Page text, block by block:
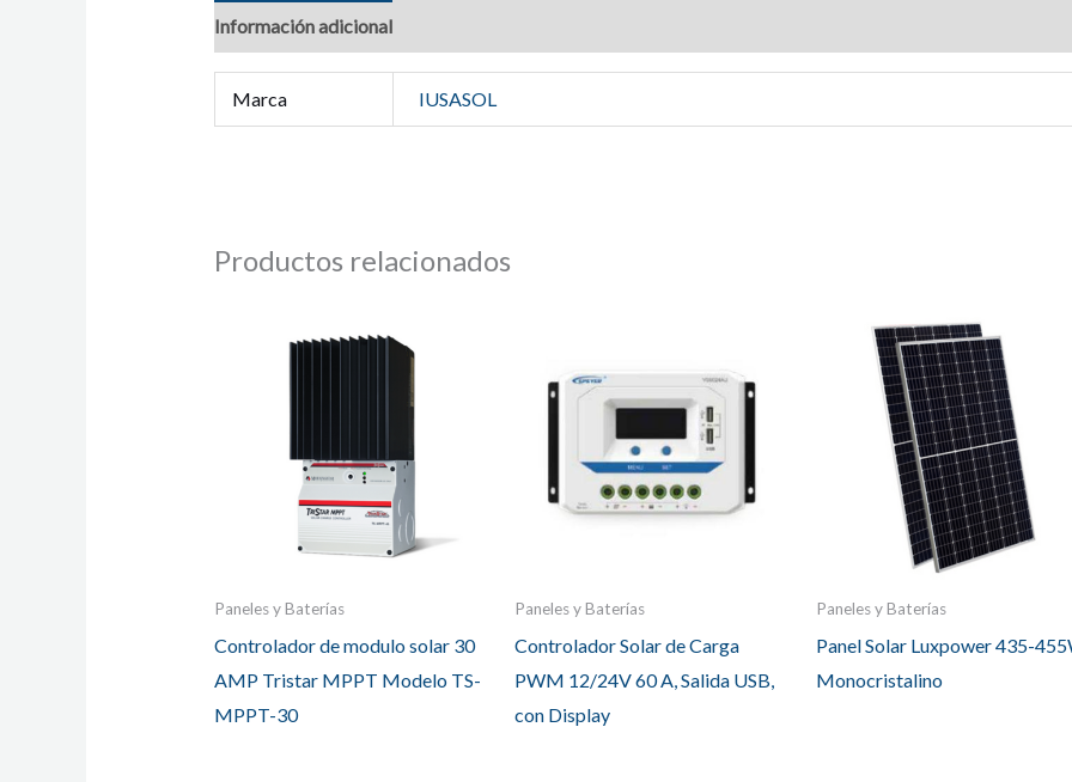
Información adicional
Marca IUSASOL
Productos relacionados
Paneles y Baterías
Controlador de modulo solar 30
AMP Tristar MPPT Modelo TS-
MPPT-30
Paneles y Baterías
Controlador Solar de Carga
PWM 12/24V 60 A, Salida USB,
con Display
Paneles y Baterías
Panel Solar Luxpower 435-
Monocristalino